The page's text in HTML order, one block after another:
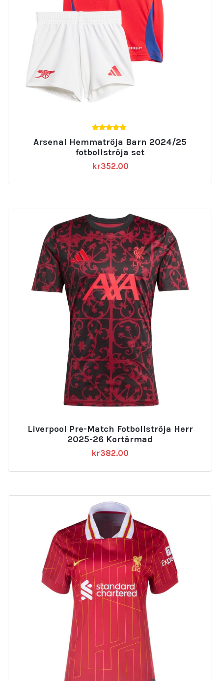
av 5
Arsenal Hemmatröja Barn 2024/25
fotbollströja set
kr352.00
Liverpool Pre-Match Fotbollströja Herr
2025-26 Kortärmad
kr382.00